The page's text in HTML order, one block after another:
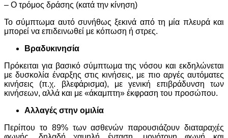
– Ο τρόμος δράσης (κατά την κίνηση)
Το σύμπτωμα αυτό συνήθως ξεκινά από τη μία πλευρά και
μπορεί να επιδεινωθεί με κόπωση ή στρες.
Βραδυκινησία
Πρόκειται για βασικό σύμπτωμα της νόσου και εκδηλώνεται
με δυσκολία έναρξης στις κινήσεις, με πιο αργές αυτόματες
κινήσεις (π.χ. βλεφάρισμα), με γενική επιβράδυνση των
κινήσεων, αλλά και με «άκαμπτη» έκφραση του προσώπου.
Αλλαγές στην ομιλία
Περίπου το 89% των ασθενών παρουσιάζουν διαταραχές